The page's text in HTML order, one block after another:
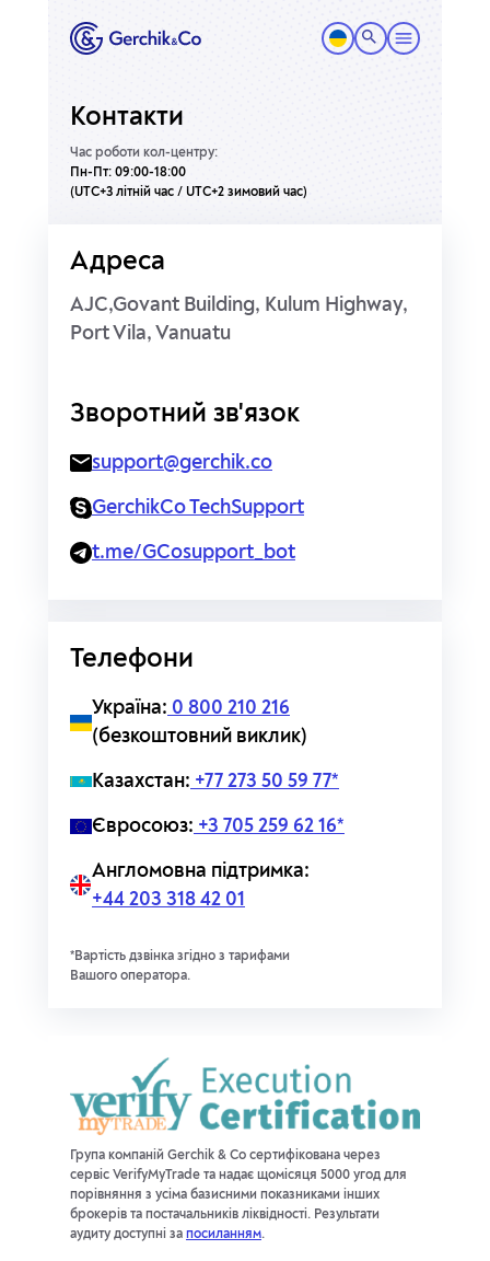
Контакти
Час роботи кол-центру:
Пн-Пт: 09:00-18:00
(UTC+3 літній час / UTC+2 зимовий час)
Адреса
AJC,Govant Building, Kulum Highway,
Port Vila, Vanuatu
Зворотний зв'язок
support@gerchik.co
GerchikCo TechSupport
t.me/GCosupport_bot
Телефони
Україна: 0 800 210 216
(безкоштовний виклик)
Казахстан: +77 273 50 59 77*
Євросоюз: +3 705 259 62 16*
Англомовна підтримка:
+44 203 318 42 01
*Вартість дзвінка згідно з тарифами
Вашого оператора.
Група компаній Gerchik & Co сертифікована через
сервіс VerifyMyTrade та надає щомісяця 5000 угод для
порівняння з усіма базисними показниками інших
брокерів та постачальників ліквідності. Результати
аудиту доступні за посиланням.